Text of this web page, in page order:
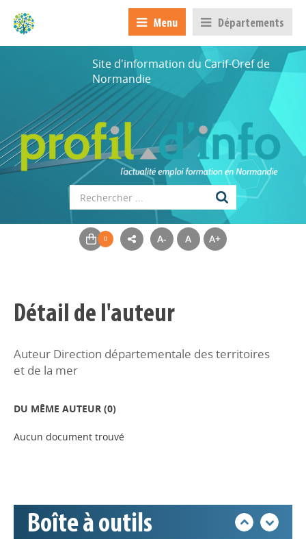
Menu Départements
Site d'information du Carif-Oref de
Normandie
A- A A+
Détail de l'auteur
Auteur Direction départementale des territoires
et de la mer
DU MÊME AUTEUR (0)
Aucun document trouvé
Boîte à outils
Déposer une actu !
Base documentaire